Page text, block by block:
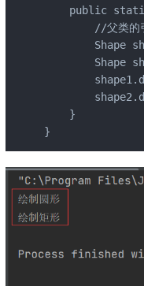
public
//父类的
Shape
Shape
    }
}